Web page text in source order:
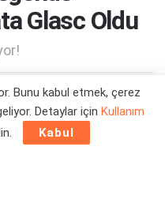
Glasc Oldu
02/2022 14:45
Bunu kabul etmek, çerez
Detaylar için Kullanım
Kabul